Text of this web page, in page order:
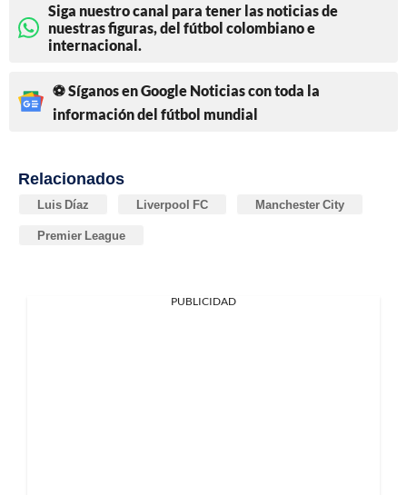
Siga nuestro canal para tener las noticias de
nuestras figuras, del fútbol colombiano e
internacional.
⚽ Síganos en Google Noticias con toda la
información del fútbol mundial
Relacionados
Luis Díaz Liverpool FC Manchester City
Premier League
PUBLICIDAD